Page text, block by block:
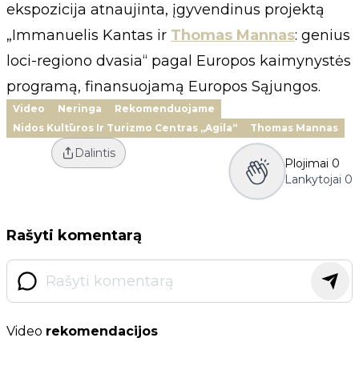
ekspozicija atnaujinta, įgyvendinus projektą
„Immanuelis Kantas ir Thomas Mannas: genius
loci-regiono dvasia“ pagal Europos kaimynystės
programą, finansuojamą Europos Sąjungos.
Video Neringa
Rekomenduojame
Nidos Kultūros Ir Turizmo Centras „Agila“
Thomas Mannas
Dalintis
Plojimai 0
Lankytojai 0
Rašyti komentarą
Video rekomendacijos